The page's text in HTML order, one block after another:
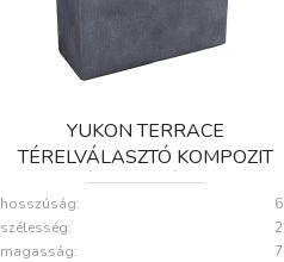
YUKON TERRACE
TÉRELVÁLASZTÓ KOMPOZIT
NÖVÉNYTARTÓ GRAFIT
hosszúság:
szélesség:
magasság: